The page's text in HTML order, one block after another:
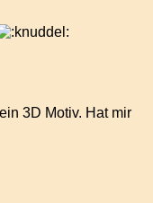
3D Motiv. Hat mir